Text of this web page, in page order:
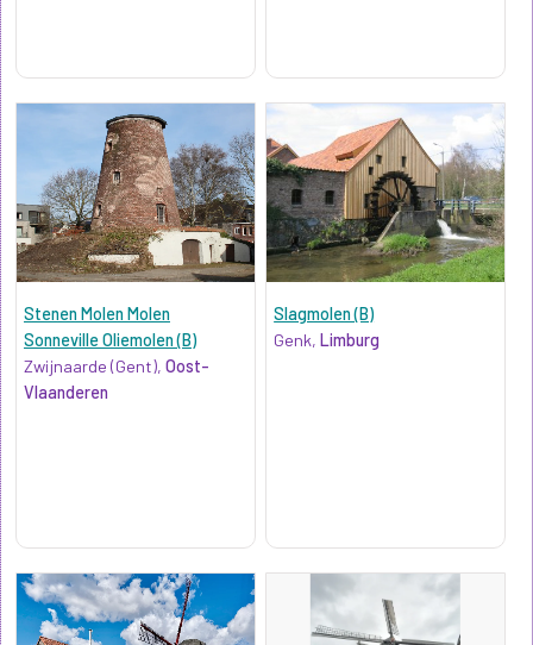
Stenen Molen Molen
Sonneville Oliemolen (B)
Zwijnaarde (Gent), Oost-
Vlaanderen
Slagmolen (B)
Genk,Limburg